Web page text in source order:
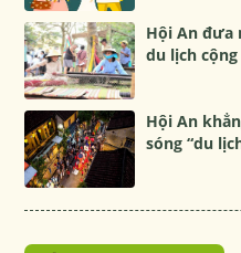
Hội An đưa
du lịch
Hội An
sóng “du